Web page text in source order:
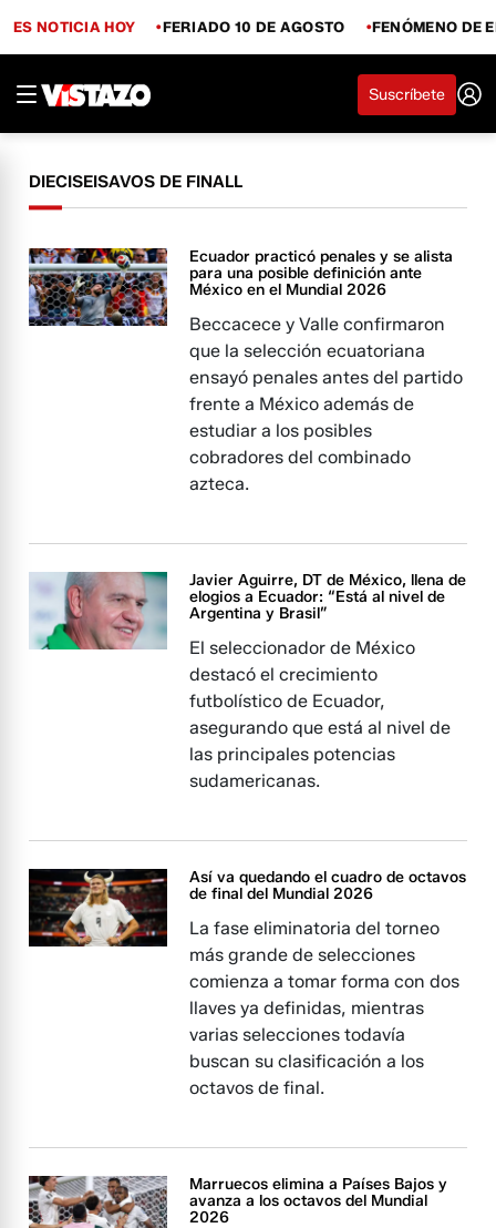
ES NOTICIA HOY FERIADO 10 DE AGOSTO FENÓMENO DE
Suscríbete
DIECISEISAVOS DE FINALL
Ecuador practicó penales y se alista
para una posible definición ante
México en el Mundial 2026
Beccacece y Valle confirmaron
que la selección ecuatoriana
ensayó penales antes del partido
frente a México además de
estudiar a los posibles
cobradores del combinado
azteca.
Javier Aguirre, DT de México, llena de
elogios a Ecuador: “Está al nivel de
Argentina y Brasil”
El seleccionador de México
destacó el crecimiento
futbolístico de Ecuador,
asegurando que está al nivel de
las principales potencias
sudamericanas.
Así va quedando el cuadro de octavos
de final del Mundial 2026
La fase eliminatoria del torneo
más grande de selecciones
comienza a tomar forma con dos
llaves ya definidas, mientras
varias selecciones todavía
buscan su clasificación a los
octavos de final.
Marruecos elimina a Países Bajos y
avanza a los octavos del Mundial
2026